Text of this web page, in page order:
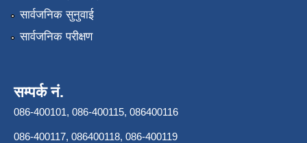
सार्वजनिक सुनुवाई
सार्वजनिक परीक्षण
सम्पर्क नं.
086-400101, 086-400115, 086400116
086-400117, 086400118, 086-400119